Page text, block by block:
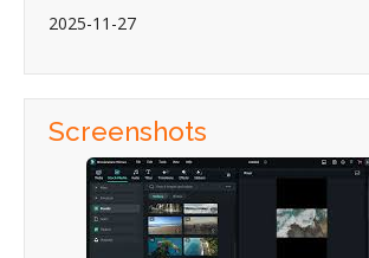
2025-11-27
Screenshots